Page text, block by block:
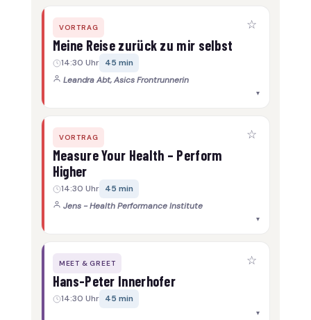
VORTRAG ☆
Meine Reise zurück zu mir selbst
14:30 Uhr 45 min
Leandra Abt, Asics Frontrunnerin
▾
VORTRAG ☆
Measure Your Health – Perform
Higher
14:30 Uhr 45 min
Jens - Health Performance Institute
▾
MEET & GREET ☆
Hans-Peter Innerhofer
14:30 Uhr 45 min
▾